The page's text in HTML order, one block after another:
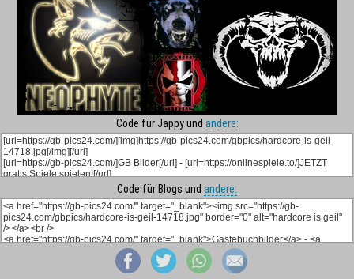
Code für Jappy und andere:
Code für Blogs und andere: